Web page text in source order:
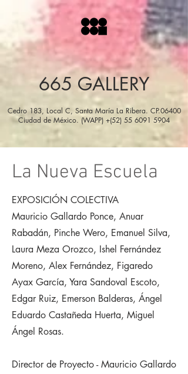
665 GALLERY
Cedro 183, Local C, Santa María La Ribera. CP.06400
Ciudad de México. (WAPP) +(52) 55 6091 5904
La Nueva Escuela
EXPOSICIÓN COLECTIVA
Mauricio Gallardo Ponce, Anuar
Rabadán, Pinche Wero, Emanuel Silva,
Laura Meza Orozco, Ishel Fernández
Moreno, Alex Fernández, Figaredo
Ayax García, Yara Sandoval Escoto,
Edgar Ruiz, Emerson Balderas, Ángel
Eduardo Castañeda Huerta, Miguel
Ángel Rosas.
Director de Proyecto - Mauricio Gallardo